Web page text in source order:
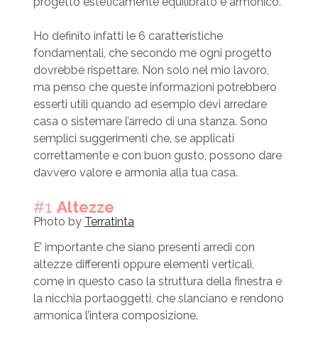
Ho definito infatti le 6 caratteristiche
fondamentali, che secondo me ogni progetto
dovrebbe rispettare. Non solo nel mio lavoro,
ma penso che queste informazioni potrebbero
esserti utili quando ad esempio devi arredare
casa o sistemare l’arredo di una stanza. Sono
semplici suggerimenti che, se applicati
correttamente e con buon gusto, possono dare
davvero valore e armonia alla tua casa.
#1 Altezze
Photo by Terratinta
E’ importante che siano presenti arredi con
altezze differenti oppure elementi verticali,
come in questo caso la struttura della finestra e
la nicchia portaoggetti, che slanciano e rendono
armonica l’intera composizione.